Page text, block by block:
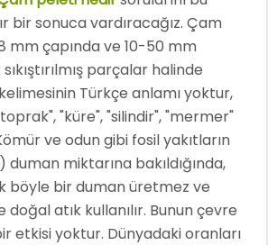
bir sonuca vardıracağız. Çam
mm çapında ve 10-50 mm
parçalar halinde
Türkçe anlamı yoktur,
"küre", "silindir", "mermer"
ve odun gibi fosil yakıtların
miktarına bakıldığında,
böyle bir duman üretmez ve
atık kullanılır. Bunun çevre
etkisi yoktur. Dünyadaki oranları